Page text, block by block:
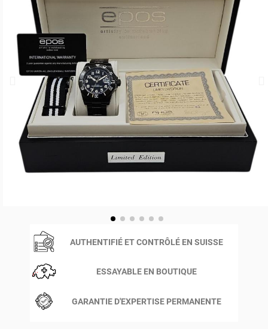
AUTHENTIFIÉ ET CONTRÔLÉ EN SUISSE
ESSAYABLE EN BOUTIQUE
GARANTIE D'EXPERTISE PERMANENTE